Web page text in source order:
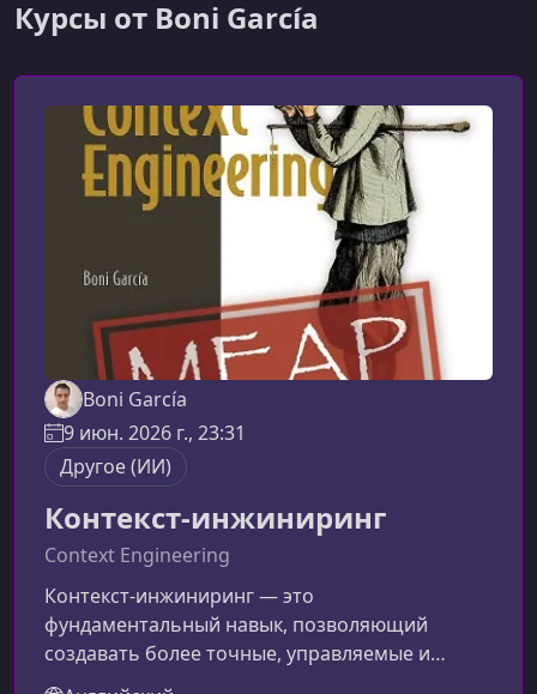
Курсы от Boni García
Boni García
9 июн. 2026 г., 23:31
Другое (ИИ)
Контекст-инжиниринг
Context Engineering
Контекст-инжиниринг — это
фундаментальный навык, позволяющий
создавать более точные, управляемые и
надежные ИИ‑системы. В этой книге вы